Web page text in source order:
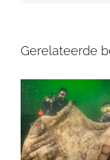
Gerelateerde